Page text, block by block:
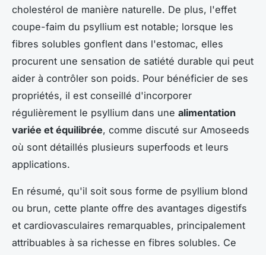
cholestérol de manière naturelle. De plus, l'effet
coupe-faim du psyllium est notable; lorsque les
fibres solubles gonflent dans l'estomac, elles
procurent une sensation de satiété durable qui peut
aider à contrôler son poids. Pour bénéficier de ses
propriétés, il est conseillé d'incorporer
régulièrement le psyllium dans une alimentation
variée et équilibrée, comme discuté sur Amoseeds
où sont détaillés plusieurs superfoods et leurs
applications.
En résumé, qu'il soit sous forme de psyllium blond
ou brun, cette plante offre des avantages digestifs
et cardiovasculaires remarquables, principalement
attribuables à sa richesse en fibres solubles. Ce